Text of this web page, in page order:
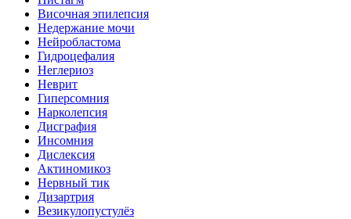
Височная эпилепсия
Недержание мочи
Нейробластома
Гидроцефалия
Неглериоз
Неврит
Гиперсомния
Нарколепсия
Дисграфия
Инсомния
Дислексия
Актиномикоз
Нервный тик
Дизартрия
Везикулопустулёз